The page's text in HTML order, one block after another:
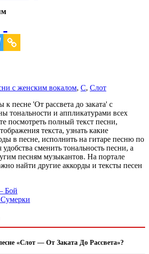
с женским вокалом, С, Слот
к песне 'От рассвета до заката' с
тональности и аппликатурами всех
посмотреть полный текст песни,
текста, узнать какие
в песне, исполнить на гитаре песню по
сменить тональность песни, а
песням музыкантов. На портале
найти другие аккорды и тексты песен
Бой
«Слот — От Заката До Рассвета»?